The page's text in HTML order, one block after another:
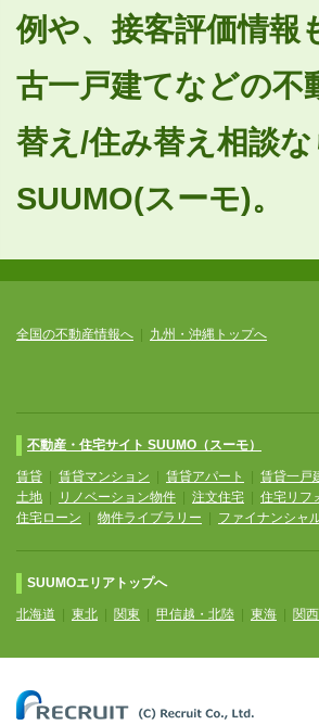
例や、接客評価情報
古一戸建てなどの不
替え/住み替え相談
SUUMO(スーモ)。
全国の不動産情報へ 九州・沖縄トップへ
不動産・住宅サイト SUUMO（スーモ）
賃貸 賃貸マンション 賃貸アパート 賃貸一戸
土地
リノベーション物件 注文住宅 住宅リフ
住宅ローン
物件ライブラリー ファイナンシャ
SUUMOエリアトップへ
北海道 東北 関東 甲信越・北陸 東海 関西